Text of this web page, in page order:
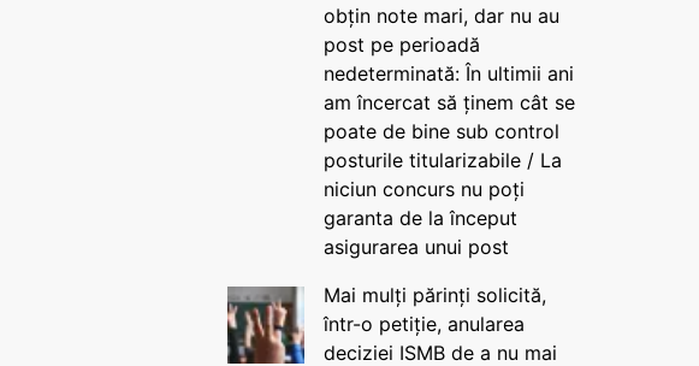
obțin note mari, dar nu au
post pe perioadă
nedeterminată: În ultimii ani
am încercat să ținem cât se
poate de bine sub control
posturile titularizabile / La
niciun concurs nu poți
garanta de la început
asigurarea unui post
Mai mulți părinți solicită,
într-o petiție, anularea
deciziei ISMB de a nu mai